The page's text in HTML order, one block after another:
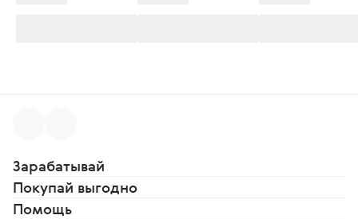
Зарабатывай
Покупай выгодно
Помощь